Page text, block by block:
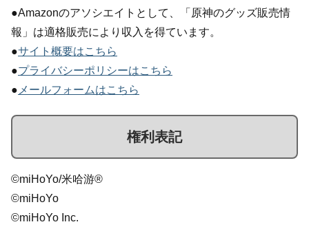
●Amazonのアソシエイトとして、「原神のグッズ販売情
報」は適格販売により収入を得ています。
●サイト概要はこちら
●プライバシーポリシーはこちら
● メールフォームはこちら
権利表記
©miHoYo/米哈游®
©miHoYo
©miHoYo Inc.